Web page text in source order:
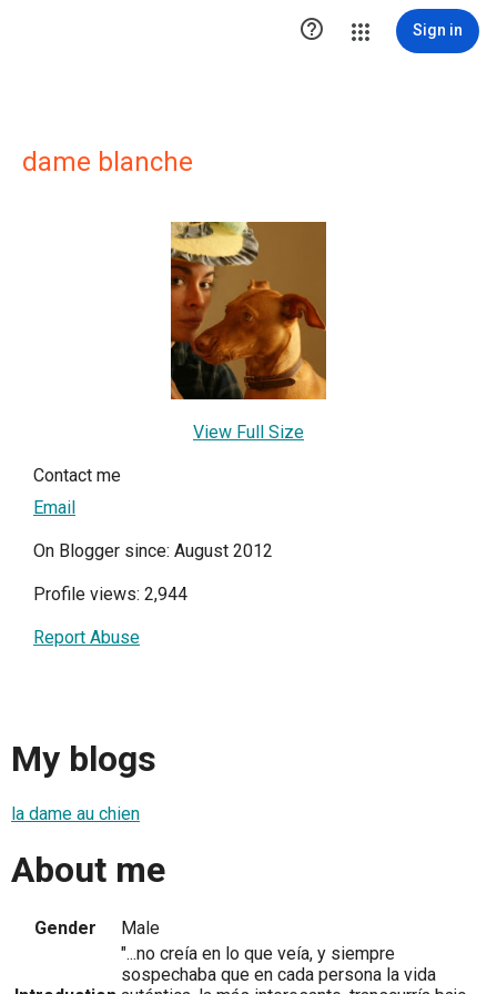
 Sign in
dame blanche
View Full Size
Contact me
Email
On Blogger since: August 2012
Profile views: 2,944
Report Abuse
My blogs
la dame au chien
About me
Gender Male
"...no creía en lo que veía, y siempre
sospechaba que en cada persona la vida